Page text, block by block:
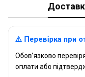
⚠️ Перевірка при
Обов’язково
оплати або